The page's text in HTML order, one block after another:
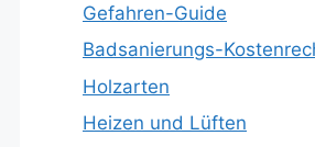
Gefahren-Guide
Badsanierungs-
Holzarten
Heizen und Lüften